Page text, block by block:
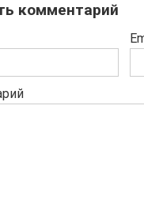
комментарий